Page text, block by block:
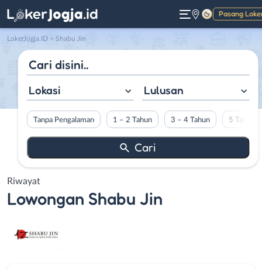
Pasang
Gelap
LokerJogja.ID > Shabu Jin
Lokasi Lulusan
Tanpa Pengalaman 1 – 2 Tahun 3 – 4 Tahun 5 Tahun
Riwayat
Lowongan Shabu Jin